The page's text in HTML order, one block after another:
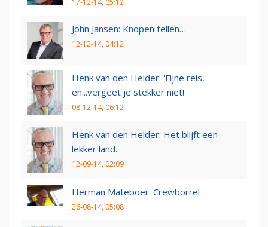
John Jansen: Knopen tellen…
12-12-14, 04:12
Henk van den Helder: 'Fijne reis,
en...vergeet je stekker niet!'
08-12-14, 06:12
Henk van den Helder: Het blijft een
lekker land...
12-09-14, 02:09
Herman Mateboer: Crewborrel
26-08-14, 05:08